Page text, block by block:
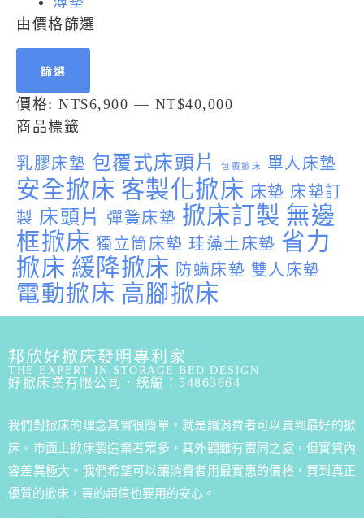
由價格篩選
篩選
價格: NT$6,900 — NT$40,000
商品標籤
乳膠床墊 包覆式床頭片 包覆掀床 單人床墊
安全掀床 客製化掀床 床墊 床墊訂
製 床頭片 彈簧床墊 掀床訂製 無邊
框掀床 獨立筒床墊 珪藻土床墊 省力
掀床 緩降掀床 防螨床墊 雙人床墊
電動掀床 高腳掀床
邦欣好掀床發明專利家
THE EXPERT IN STORAGE BED DESIGN
好掀床業有限公司．統編：54863664
我們對掀床的理念其實很簡單，就是讓消費者可以買到最好的掀
床。市面上掀床製造業者眾多，其外觀雖有雷同之處，但實質內
容差異極大。我們希望可以讓消費者用最實惠的價格，買到真正
優質的掀床，買的超值也要用的安心。